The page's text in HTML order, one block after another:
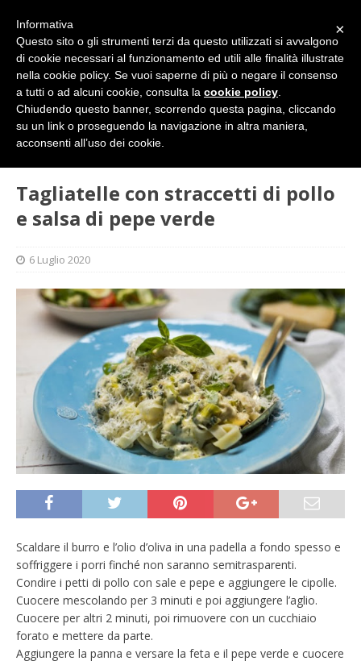
GASTRONOMIA
Tagliatelle con straccetti di pollo
e salsa di pepe verde
Tagliatelle con straccetti di pollo
e salsa di pepe verde
6 Luglio 2020
Scaldare il burro e l’olio d’oliva in una padella a fondo spesso e
soffriggere i porri finché non saranno semitrasparenti.
Condire i petti di pollo con sale e pepe e aggiungere le cipolle.
Cuocere mescolando per 3 minuti e poi aggiungere l’aglio.
Cuocere per altri 2 minuti, poi rimuovere con un cucchiaio
forato e mettere da parte.
Aggiungere la panna e versare la feta e il pepe verde e cuocere
×
Informativa
Questo sito o gli strumenti terzi da questo utilizzati si avvalgono
di cookie necessari al funzionamento ed utili alle finalità illustrate
nella cookie policy. Se vuoi saperne di più o negare il consenso
a tutti o ad alcuni cookie, consulta la cookie policy
Chiudendo questo banner, scorrendo questa pagina, cliccando
su un link o proseguendo la navigazione in altra maniera,
acconsenti all’uso dei cookie.